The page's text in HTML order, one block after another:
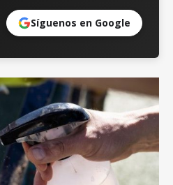
Síguenos en Google